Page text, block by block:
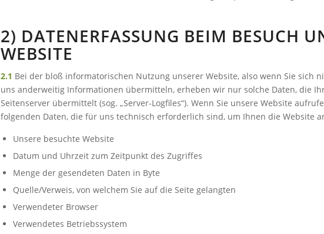
2) DATENERFASSUNG BEIM BESUCH
WEBSITE
2.1 Bei der bloß informatorischen Nutzung unserer Website, also wenn Sie sich
uns anderweitig Informationen übermitteln, erheben wir nur solche Daten, die
Seitenserver übermittelt (sog. „Server-Logfiles“). Wenn Sie unsere Website
folgenden Daten, die für uns technisch erforderlich sind, um Ihnen die Website
Unsere besuchte Website
Datum und Uhrzeit zum Zeitpunkt des Zugriffes
Menge der gesendeten Daten in Byte
Quelle/Verweis, von welchem Sie auf die Seite gelangten
Verwendeter Browser
Verwendetes Betriebssystem